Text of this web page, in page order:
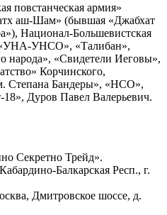
повстанческая армия»
аш-Шам» (бывшая «Джабхат
Национал-Большевистская
УНСО», «Талибан»,
народа», «Свидетели Иеговы»,
Корчинского,
Степана Бандеры», «НСО»,
Дуров Павел Валерьевич.
Секретно Трейд».
Балкарская Респ., г.
Дмитровское шоссе, д.